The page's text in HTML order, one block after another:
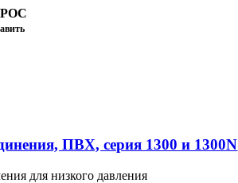
ПВХ, серия 1300 и 1300N
для низкого давления